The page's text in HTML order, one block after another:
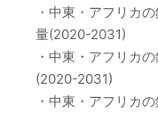
・中東・アフリカ
量(2020-2031)
・中東・アフリカ
(2020-2031)
・中東・アフリカ